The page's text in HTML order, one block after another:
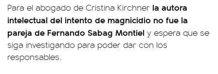
Para el abogado de Cristina Kirchner la autora
intelectual del intento de magnicidio no fue la
pareja de Fernando Sabag Montiel y espera que se
siga investigando para poder dar con los
responsables.